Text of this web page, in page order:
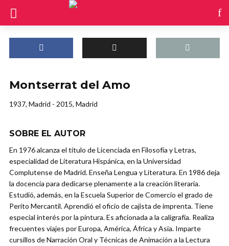
Montserrat del Amo
1937, Madrid - 2015, Madrid
SOBRE EL AUTOR
En 1976 alcanza el título de Licenciada en Filosofía y Letras,
especialidad de Literatura Hispánica, en la Universidad
Complutense de Madrid. Enseña Lengua y Literatura. En 1986 deja
la docencia para dedicarse plenamente a la creación literaria.
Estudió, además, en la Escuela Superior de Comercio el grado de
Perito Mercantil. Aprendió el oficio de cajista de imprenta. Tiene
especial interés por la pintura. Es aficionada a la caligrafía. Realiza
frecuentes viajes por Europa, América, África y Asia. Imparte
cursillos de Narración Oral y Técnicas de Animación a la Lectura